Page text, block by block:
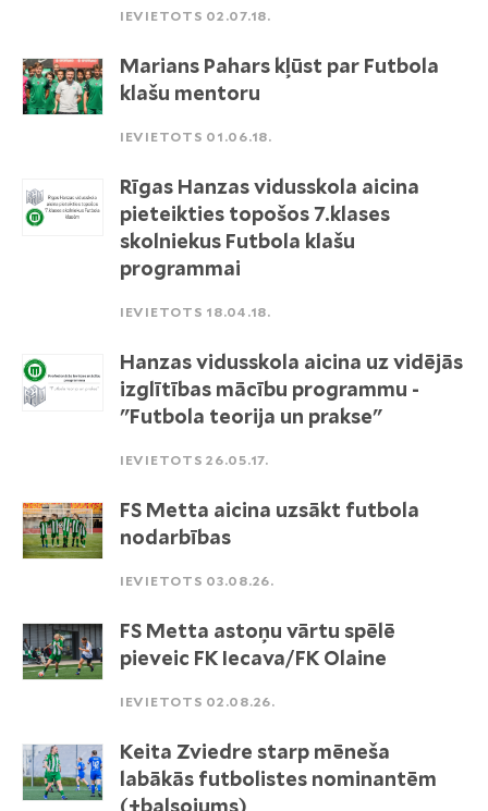
IEVIETOTS 02.07.18.
Marians Pahars kļūst par Futbola
klašu mentoru
IEVIETOTS 01.06.18.
Rīgas Hanzas vidusskola aicina
pieteikties topošos 7.klases
skolniekus Futbola klašu
programmai
IEVIETOTS 18.04.18.
Hanzas vidusskola aicina uz vidējās
izglītības mācību programmu -
"Futbola teorija un prakse"
IEVIETOTS 26.05.17.
FS Metta aicina uzsākt futbola
nodarbības
IEVIETOTS 03.08.26.
FS Metta astoņu vārtu spēlē
pieveic FK Iecava/FK Olaine
IEVIETOTS 02.08.26.
Keita Zviedre starp mēneša
labākās futbolistes nominantēm
(+balsojums)